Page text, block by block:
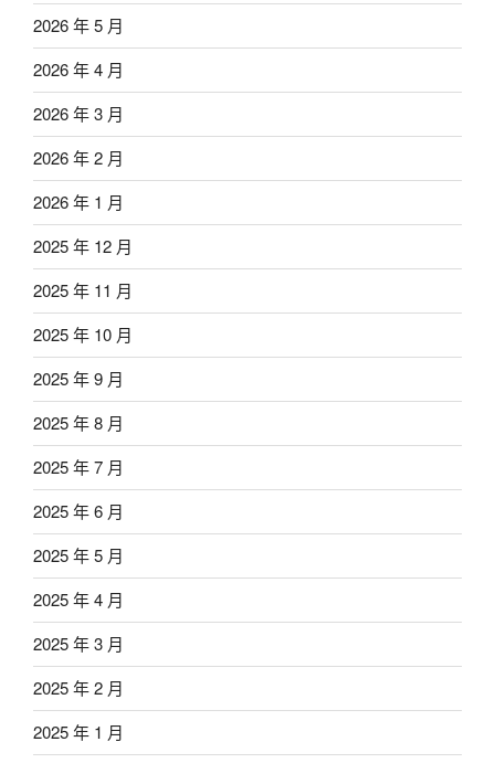
2026 年 5 月
2026 年 4 月
2026 年 3 月
2026 年 2 月
2026 年 1 月
2025 年 12 月
2025 年 11 月
2025 年 10 月
2025 年 9 月
2025 年 8 月
2025 年 7 月
2025 年 6 月
2025 年 5 月
2025 年 4 月
2025 年 3 月
2025 年 2 月
2025 年 1 月